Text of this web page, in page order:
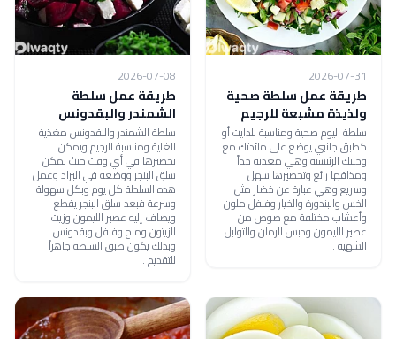
2026-07-31
طريقة عمل سلطة صحية
ولذيذة مشبعة للرجيم
سلطة اليوم صحية ومناسبة للدايت أو
كطبق جانبي يوضع على مائدتك مع
وجبتك الرئيسية وهي مغذية جداً
ومذاقها رائع وتحضيرها سهل
وسريع وهي عبارة عن خضار مثل
الخس والبندورة والخيار وفلفل ملون
وأعشاب مختلفة مع صوص من
عصير الليمون ودبس الرمان والتوابل
الشهية .
2026-07-08
طريقة عمل سلطة
الشمندر والبقدونس
سلطة الشمندر والبقدونس مغذية
للغاية ومناسبة للرجيم ويمكن
تحضيرها في أي وقت حيث يمكن
سلق البنجر ووضعه في البراد وعمل
هذه السلطة كل يوم وبكل سهولة
وسرعة فبعد سلق البنجر يقطع
ويضاف إليه عصير الليمون وزيت
الزيتون وملح وفلفل وبقدونس
وبذلك يكون طبق السلطة جاهزاً
للتقديم .